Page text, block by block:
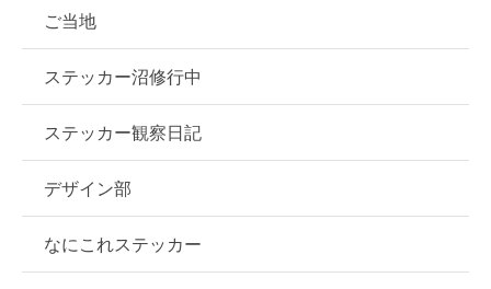
ご当地
ステッカー沼修行中
ステッカー観察日記
デザイン部
なにこれステッカー